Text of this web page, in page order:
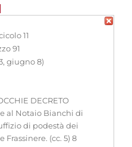
11
91
giugno 8)
DECRETO
al Notaio Bianchi di
di podestà dei
(cc. 5) 8